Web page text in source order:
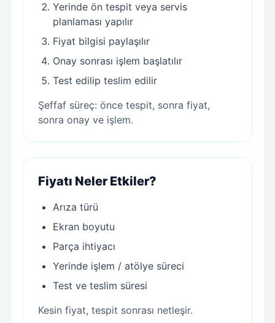
Yerinde ön tespit veya servis
planlaması yapılır
Fiyat bilgisi paylaşılır
Onay sonrası işlem başlatılır
Test edilip teslim edilir
Şeffaf süreç: önce tespit, sonra fiyat,
sonra onay ve işlem.
Fiyatı Neler Etkiler?
Arıza türü
Ekran boyutu
Parça ihtiyacı
Yerinde işlem / atölye süreci
Test ve teslim süresi
Kesin fiyat, tespit sonrası netleşir.